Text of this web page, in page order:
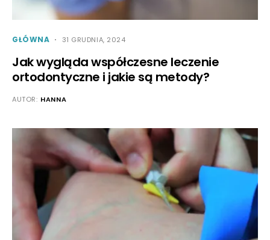
GŁÓWNA 31 GRUDNIA, 2024
Jak wygląda współczesne leczenie
ortodontyczne i jakie są metody?
AUTOR: HANNA